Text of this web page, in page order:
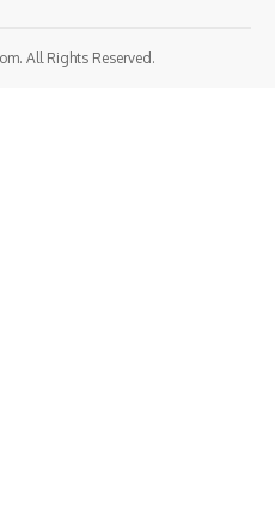
All Rights Reserved.